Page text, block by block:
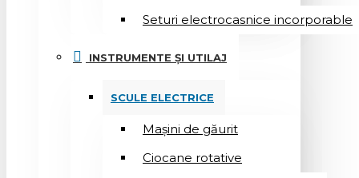
Seturi electrocasnice incorporable
INSTRUMENTE ȘI UTILAJ
SCULE ELECTRICE
Mașini de găurit
Ciocane rotative